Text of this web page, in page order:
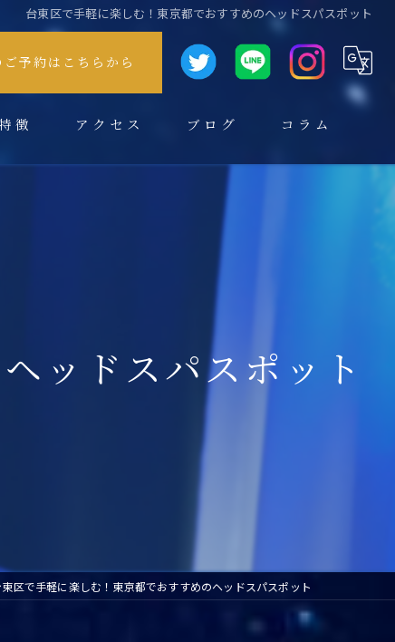
台東区で手軽に楽しむ！東京都でおすすめのヘッドスパスポット
予約はこちらから
徴 アクセス ブログ コラム
ッドスパスポット
区で手軽に楽しむ！東京都でおすすめのヘッドスパスポット